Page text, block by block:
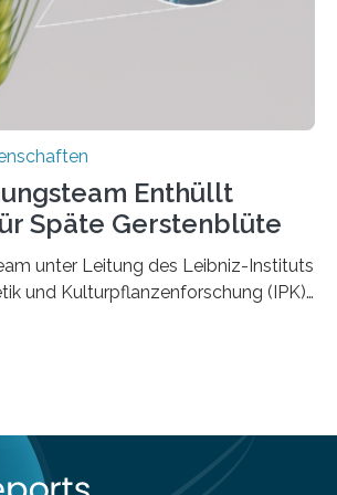
veröffentlicht. Die
hat die Evolution und…
Enthüllt
Späte Gerstenblüte
unter Leitung des Leibniz-Instituts
und Kulturpflanzenforschung (IPK)
in Regionen mit langen
Wild- und domestizierter Gerste
auch zeigen, dass die Mutation